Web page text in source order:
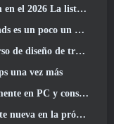
tiene más probabilidades de suceder
de la velocidad
de trofeos ÜBERFEST
una vez más
en PC y consolas
de Dread Blade